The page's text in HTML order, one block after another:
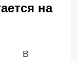
на
В